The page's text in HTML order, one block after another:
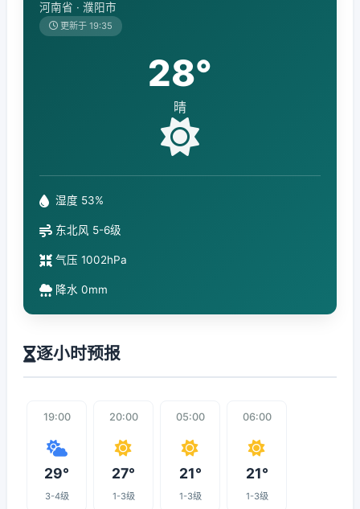
河南省 · 濮阳市
更新于 19:35
28°
晴
湿度 53%
东北风 5-6级
气压 1002hPa
降水 0mm
逐小时预报
19:00
29°
3-4级
20:00
27°
1-3级
05:00
21°
1-3级
06:00
21°
1-3级